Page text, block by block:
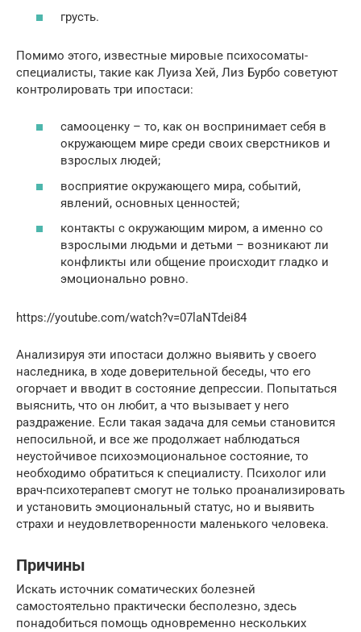
грусть.
Помимо этого, известные мировые психосоматы-
специалисты, такие как Луиза Хей, Лиз Бурбо советуют
контролировать три ипостаси:
самооценку – то, как он воспринимает себя в
окружающем мире среди своих сверстников и
взрослых людей;
восприятие окружающего мира, событий,
явлений, основных ценностей;
контакты с окружающим миром, а именно со
взрослыми людьми и детьми – возникают ли
конфликты или общение происходит гладко и
эмоционально ровно.
https://youtube.com/watch?v=07laNTdei84
Анализируя эти ипостаси должно выявить у своего
наследника, в ходе доверительной беседы, что его
огорчает и вводит в состояние депрессии. Попытаться
выяснить, что он любит, а что вызывает у него
раздражение. Если такая задача для семьи становится
непосильной, и все же продолжает наблюдаться
неустойчивое психоэмоциональное состояние, то
необходимо обратиться к специалисту. Психолог или
врач-психотерапевт смогут не только проанализировать
и установить эмоциональный статус, но и выявить
страхи и неудовлетворенности маленького человека.
Причины
Искать источник соматических болезней
самостоятельно практически бесполезно, здесь
понадобиться помощь одновременно нескольких